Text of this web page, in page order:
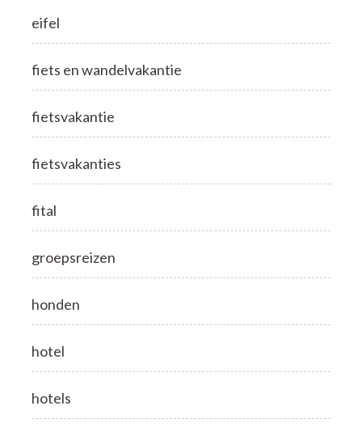
eifel
fiets en wandelvakantie
fietsvakantie
fietsvakanties
fital
groepsreizen
honden
hotel
hotels